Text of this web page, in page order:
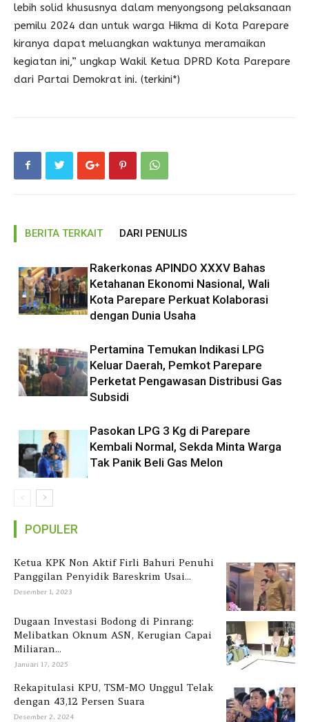
lebih solid khususnya dalam menyongsong pelaksanaan
pemilu 2024 dan untuk warga Hikma di Kota Parepare
kiranya dapat meluangkan waktunya meramaikan
kegiatan ini,” ungkap Wakil Ketua DPRD Kota Parepare
dari Partai Demokrat ini. (terkini*)
BERITA TERKAIT DARI PENULIS
Rakerkonas APINDO XXXV Bahas
Ketahanan Ekonomi Nasional, Wali
Kota Parepare Perkuat Kolaborasi
dengan Dunia Usaha
Pertamina Temukan Indikasi LPG
Keluar Daerah, Pemkot Parepare
Perketat Pengawasan Distribusi Gas
Subsidi
Pasokan LPG 3 Kg di Parepare
Kembali Normal, Sekda Minta Warga
Tak Panik Beli Gas Melon
POPULER
Ketua KPK Non Aktif Firli Bahuri Penuhi
Panggilan Penyidik Bareskrim Usai...
Desember 1, 2023
Dugaan Investasi Bodong di Pinrang:
Melibatkan Oknum ASN, Kerugian Capai
Miliaran...
Januari 17, 2025
Rekapitulasi KPU, TSM-MO Unggul Telak
dengan 43,12 Persen Suara
Desember 2, 2024